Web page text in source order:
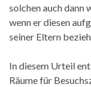
solchen auch
wenn er diesen
seiner Eltern
In diesem Urteil
Räume für